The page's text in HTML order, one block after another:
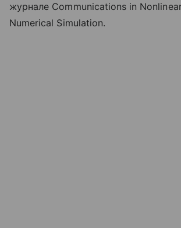
журнале Communications in
Numerical Simulation.